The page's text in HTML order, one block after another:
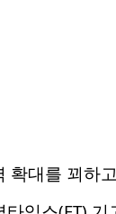
확대를 꾀하